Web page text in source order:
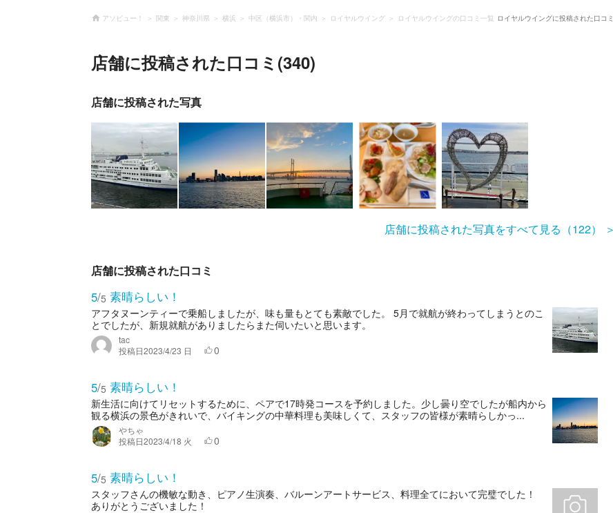
アソビュー！ 関東 神奈川県 横浜 中区（横浜市）・関内 ロイヤルウイング ロイヤルウイングの口コミ一覧 ロイヤルウイングに投稿された口コミ
店舗に投稿された口コミ(340)
店舗に投稿された写真
店舗に投稿された写真をすべて見る（122）
店舗に投稿された口コミ
5/5 素晴らしい！
アフタヌーンティーで乗船しましたが、味も量もとても素敵でした。 5月で就航が終わってしまうとのこ
とでしたが、新規就航がありましたらまた伺いたいと思います。
tac
投稿日2023/4/23 日 0
5/5 素晴らしい！
新生活に向けてリセットするために、ペアで17時発コースを予約しました。少し曇り空でしたが船内から
観る横浜の景色がきれいで、バイキングの中華料理も美味しくて、スタッフの皆様が素晴らしかっ...
やちゃ
投稿日2023/4/18 火 0
5/5 素晴らしい！
スタッフさんの機敏な動き、ピアノ生演奏、バルーンアートサービス、料理全てにおいて完璧でした！
ありがとうございました！